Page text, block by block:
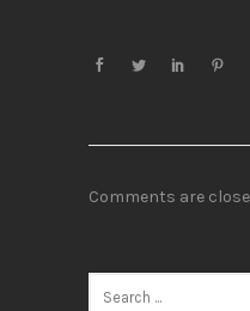
Comments are